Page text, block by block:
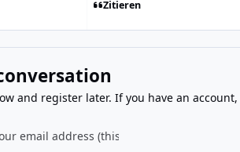
Zitieren
and register later. If you have an account,